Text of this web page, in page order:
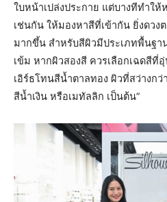
ใบหน้าเปล่งประกาย แต่บางทีทำใ
เช่นกัน ให้มองหาสีที่เข้ากัน ยิ่งดวง
มากขึ้น สำหรับสีผิวมีประเภทพื้นฐา
เข้ม หากผิวสองสี ควรเลือกเฉดสีที่
เอิร์ธโทนสีน้ำตาลทอง ผิวที่สว่างก
สีน้ำเงิน หรือเมทัลลิก เป็นต้น”